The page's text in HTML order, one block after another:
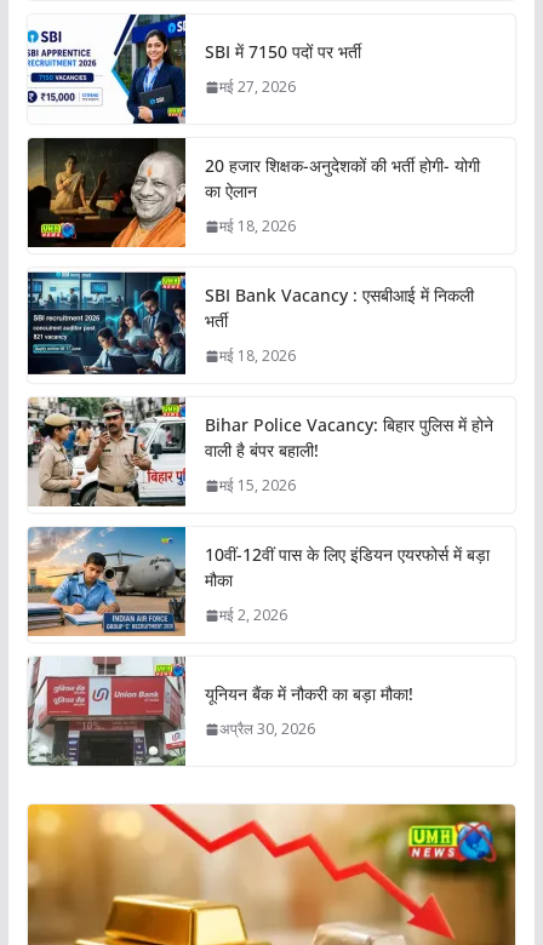
SBI में 7150 पदों पर भर्ती
मई 27, 2026
20 हजार शिक्षक-अनुदेशकों की भर्ती होगी- योगी
का ऐलान
मई 18, 2026
SBI Bank Vacancy : एसबीआई में निकली
भर्ती
मई 18, 2026
Bihar Police Vacancy: बिहार पुलिस में होने
वाली है बंपर बहाली!
मई 15, 2026
10वीं-12वीं पास के लिए इंडियन एयरफोर्स में बड़ा
मौका
मई 2, 2026
यूनियन बैंक में नौकरी का बड़ा मौका!
अप्रैल 30, 2026